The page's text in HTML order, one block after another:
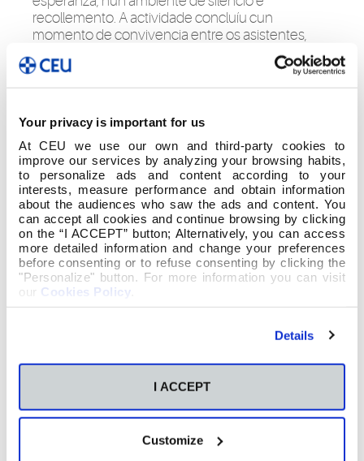
Your privacy is important for us
At CEU we use our own and third-party cookies to
improve our services by analyzing your browsing habits,
to personalize ads and content according to your
interests, measure performance and obtain information
about the audiences who saw the ads and content. You
can accept all cookies and continue browsing by clicking
on the “I ACCEPT” button; Alternatively, you can access
more detailed information and change your preferences
before consenting or to refuse consenting by clicking the
"Personalize" button. For more information you can visit
our Cookies Policy
Details
I ACCEPT
Customize
recollemento. A actividade concluíu cun
momento de convivencia entre os asistentes,
que compartiron unha pequena comida nun
ambiente distendido. Foi o peche a unha mañá
marcada pola participación e o espírito